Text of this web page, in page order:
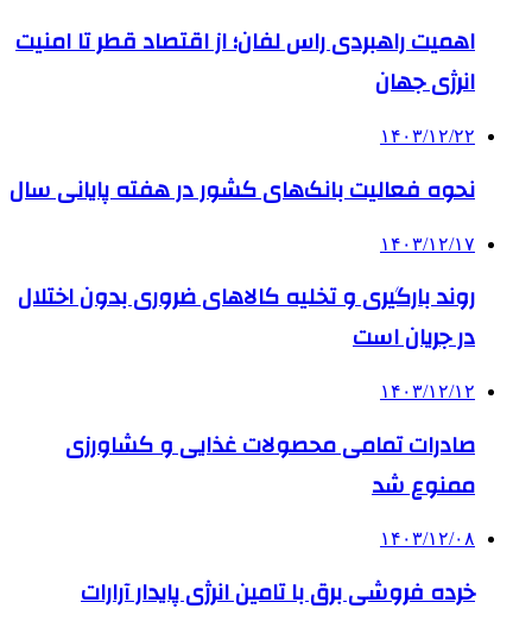
اهمیت راهبردی راس لفان؛ از اقتصاد قطر تا امنیت
انرژی جهان
۱۴۰۳/۱۲/۲۲
نحوه فعالیت بانک‌های کشور در هفته پایانی سال
۱۴۰۳/۱۲/۱۷
روند بارگیری و تخلیه کالاهای ضروری بدون اختلال
در جریان است
۱۴۰۳/۱۲/۱۲
صادرات تمامی محصولات غذایی و کشاورزی
ممنوع شد
۱۴۰۳/۱۲/۰۸
خرده فروشی برق با تامین انرژی پایدار آرارات